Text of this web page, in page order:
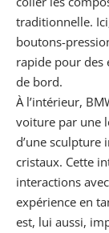
traditionnelle.
boutons-
rapide pour des
de bord.
À l’intérieur,
voiture par une
d’une sculpture
cristaux. Cette
interactions
expérience en
est, lui aussi,